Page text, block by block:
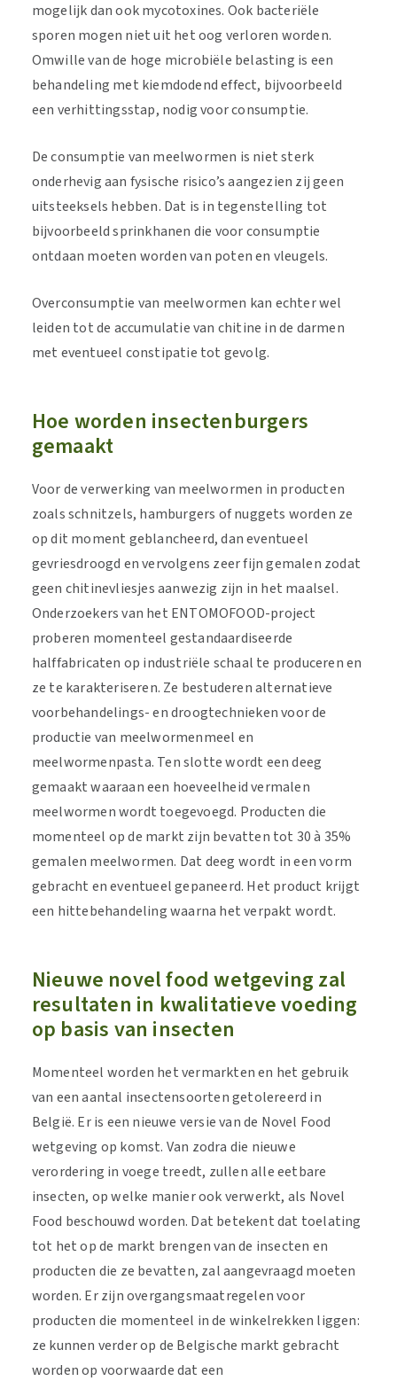
mogelijk dan ook mycotoxines. Ook bacteriële
sporen mogen niet uit het oog verloren worden.
Omwille van de hoge microbiële belasting is een
behandeling met kiemdodend effect, bijvoorbeeld
een verhittingsstap, nodig voor consumptie.
De consumptie van meelwormen is niet sterk
onderhevig aan fysische risico’s aangezien zij geen
uitsteeksels hebben. Dat is in tegenstelling tot
bijvoorbeeld sprinkhanen die voor consumptie
ontdaan moeten worden van poten en vleugels.
Overconsumptie van meelwormen kan echter wel
leiden tot de accumulatie van chitine in de darmen
met eventueel constipatie tot gevolg.
Hoe worden insectenburgers
gemaakt
Voor de verwerking van meelwormen in producten
zoals schnitzels, hamburgers of nuggets worden ze
op dit moment geblancheerd, dan eventueel
gevriesdroogd en vervolgens zeer fijn gemalen zodat
geen chitinevliesjes aanwezig zijn in het maalsel.
Onderzoekers van het ENTOMOFOOD-project
proberen momenteel gestandaardiseerde
halffabricaten op industriële schaal te produceren en
ze te karakteriseren. Ze bestuderen alternatieve
voorbehandelings- en droogtechnieken voor de
productie van meelwormenmeel en
meelwormenpasta. Ten slotte wordt een deeg
gemaakt waaraan een hoeveelheid vermalen
meelwormen wordt toegevoegd. Producten die
momenteel op de markt zijn bevatten tot 30 à 35%
gemalen meelwormen. Dat deeg wordt in een vorm
gebracht en eventueel gepaneerd. Het product krijgt
een hittebehandeling waarna het verpakt wordt.
Nieuwe novel food wetgeving zal
resultaten in kwalitatieve voeding
op basis van insecten
Momenteel worden het vermarkten en het gebruik
van een aantal insectensoorten getolereerd in
België. Er is een nieuwe versie van de Novel Food
wetgeving op komst. Van zodra die nieuwe
verordering in voege treedt, zullen alle eetbare
insecten, op welke manier ook verwerkt, als Novel
Food beschouwd worden. Dat betekent dat toelating
tot het op de markt brengen van de insecten en
producten die ze bevatten, zal aangevraagd moeten
worden. Er zijn overgangsmaatregelen voor
producten die momenteel in de winkelrekken liggen:
ze kunnen verder op de Belgische markt gebracht
worden op voorwaarde dat een